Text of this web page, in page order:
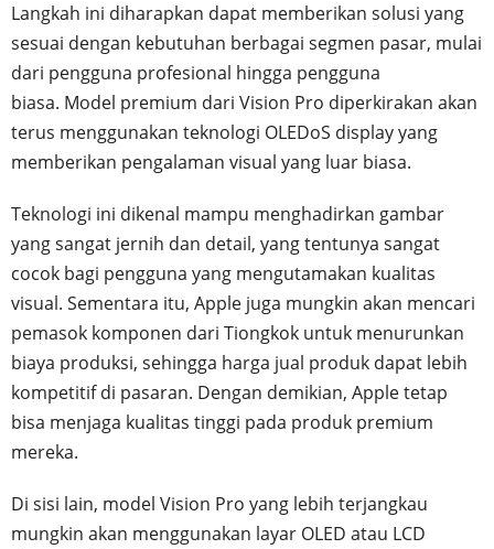
Langkah ini diharapkan dapat memberikan solusi yang
sesuai dengan kebutuhan berbagai segmen pasar, mulai
dari pengguna profesional hingga pengguna
biasa. Model premium dari Vision Pro diperkirakan akan
terus menggunakan teknologi OLEDoS display yang
memberikan pengalaman visual yang luar biasa.
Teknologi ini dikenal mampu menghadirkan gambar
yang sangat jernih dan detail, yang tentunya sangat
cocok bagi pengguna yang mengutamakan kualitas
visual. Sementara itu, Apple juga mungkin akan mencari
pemasok komponen dari Tiongkok untuk menurunkan
biaya produksi, sehingga harga jual produk dapat lebih
kompetitif di pasaran. Dengan demikian, Apple tetap
bisa menjaga kualitas tinggi pada produk premium
mereka.
Di sisi lain, model Vision Pro yang lebih terjangkau
mungkin akan menggunakan layar OLED atau LCD